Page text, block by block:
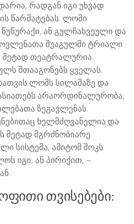
რადგან იგი უხვად
წარმატებას. ლომი
ან გულჩახვეული და
შუაგულში ტრიალი
მეტად თეატრალურია.
შთააგონებს ყველას.
ლომს სილამაზე და
არაორდინალურობა,
ზეგავლენას.
ხელმძღვანელია და
მეტად მგრძნობიარე
სისტემა, ამიტომ შოკს
იგი, ან პირიქით, –
თვისებები: